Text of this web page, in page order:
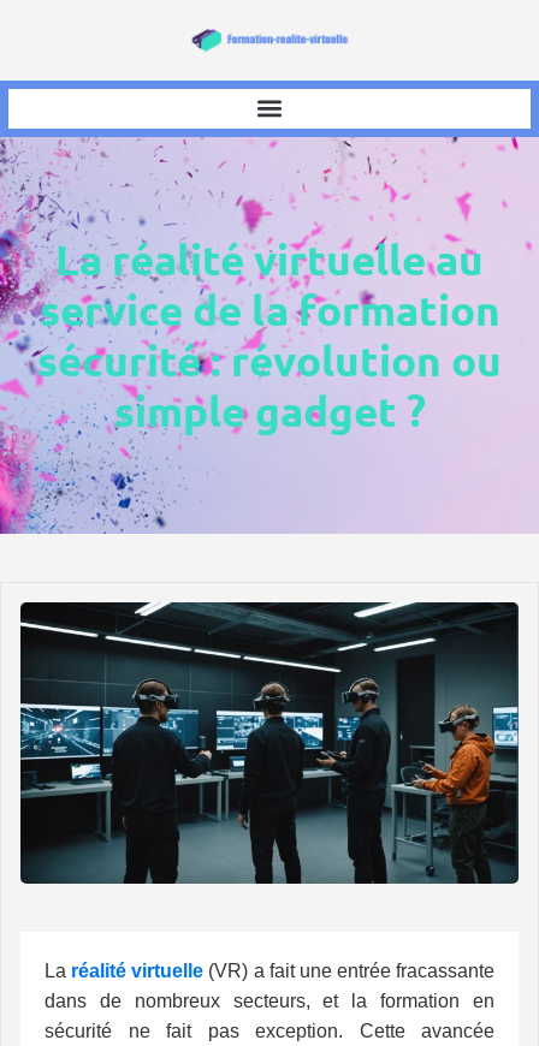
La réalité virtuelle au
service de la formation
sécurité : révolution ou
simple gadget ?
La réalité virtuelle (VR) a fait une entrée fracassante
dans de nombreux secteurs, et la formation en
sécurité ne fait pas exception. Cette avancée